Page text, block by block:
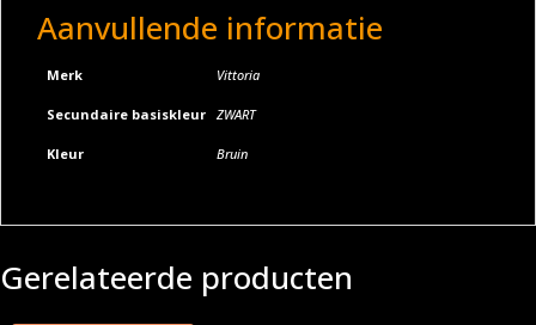
Aanvullende informatie
Merk Vittoria
Secundaire basiskleur ZWART
Kleur Bruin
Gerelateerde producten